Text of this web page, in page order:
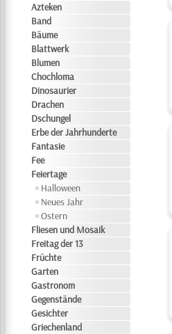
Azteken
Band
Bäume
Blattwerk
Blumen
Chochloma
Dinosaurier
Drachen
Dschungel
Erbe der Jahrhunderte
Fantasie
Fee
Feiertage
Halloween
Neues Jahr
Ostern
Fliesen und Mosaik
Freitag der 13
Früchte
Garten
Gastronom
Gegenstände
Gesichter
Griechenland